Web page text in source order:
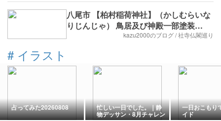
八尾市 【柏村稲荷神社】（かしむらいな
りじんじゃ） 鳥居及び神殿一部塗装
（2019年11月10日）1回目kazu2000のブログ / 社寺仏閣巡り
# イラスト
占ってみた20260808 忙しい一日でした。｜静
物デッサン・8月チャレン
一日おこもり
イド